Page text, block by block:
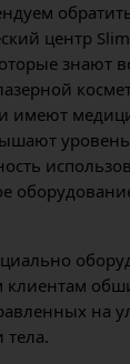
центр
знают
имеют
клиентам
на
тела.